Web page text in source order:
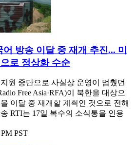
방송 이달 중 재개 추진... 미
로 정상화 수순
원 중단으로 사실상 운영이 멈췄던
Free Asia·RFA)이 북한을 대상으
이달 중 재개할 계획인 것으로 전해
RTI는 17일 복수의 소식통을 인용
PST